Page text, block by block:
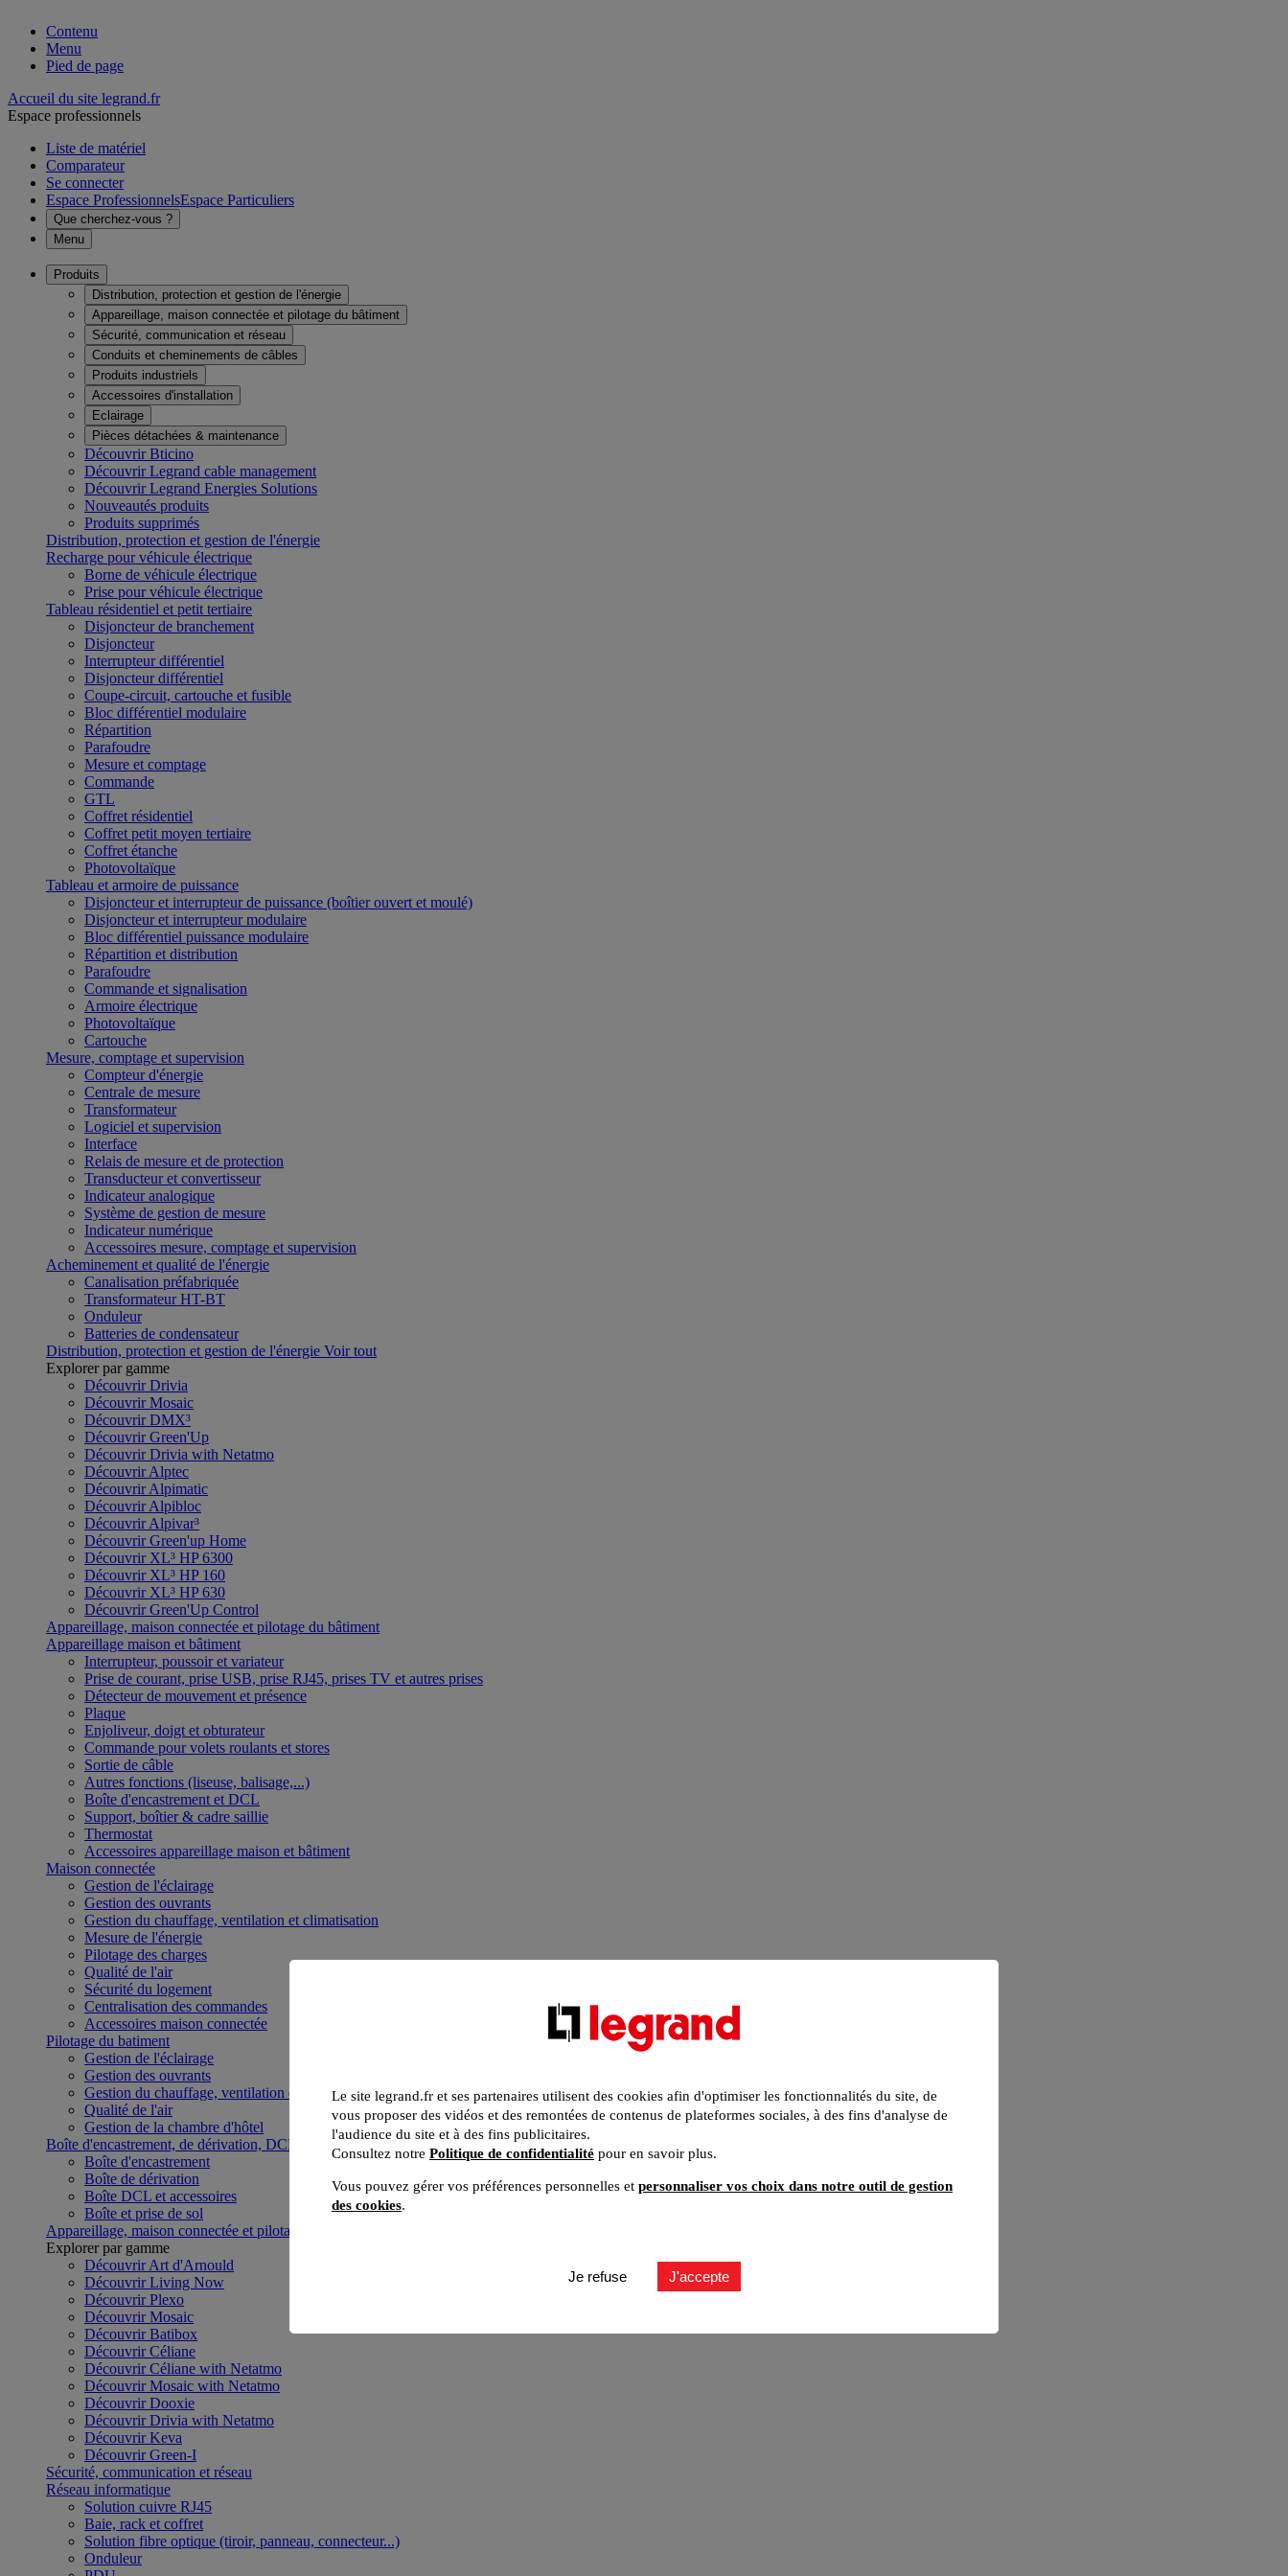
Contenu
Menu
Pied de page
Accueil du site legrand.fr
Espace professionnels
Liste de matériel
Comparateur
Se connecter
Espace ProfessionnelsEspace Particuliers
Que cherchez-vous ?
Menu
Produits
Distribution, protection et gestion de l'énergie
Appareillage, maison connectée et pilotage du bâtiment
Sécurité, communication et réseau
Conduits et cheminements de câbles
Produits industriels
Accessoires d'installation
Eclairage
Pièces détachées & maintenance
Découvrir Bticino
Découvrir Legrand cable management
Découvrir Legrand Energies Solutions
Nouveautés produits
Produits supprimés
Distribution, protection et gestion de l'énergie
Recharge pour véhicule électrique
Borne de véhicule électrique
Prise pour véhicule électrique
Tableau résidentiel et petit tertiaire
Disjoncteur de branchement
Disjoncteur
Interrupteur différentiel
Disjoncteur différentiel
Coupe-circuit, cartouche et fusible
Bloc différentiel modulaire
Répartition
Parafoudre
Mesure et comptage
Commande
GTL
Coffret résidentiel
Coffret petit moyen tertiaire
Coffret étanche
Photovoltaïque
Tableau et armoire de puissance
Disjoncteur et interrupteur de puissance (boîtier ouvert et moulé)
Disjoncteur et interrupteur modulaire
Bloc différentiel puissance modulaire
Répartition et distribution
Parafoudre
Commande et signalisation
Armoire électrique
Photovoltaïque
Cartouche
Mesure, comptage et supervision
Compteur d'énergie
Centrale de mesure
Transformateur
Logiciel et supervision
Interface
Relais de mesure et de protection
Transducteur et convertisseur
Indicateur analogique
Système de gestion de mesure
Indicateur numérique
Accessoires mesure, comptage et supervision
Acheminement et qualité de l'énergie
Canalisation préfabriquée
Transformateur HT-BT
Onduleur
Batteries de condensateur
Distribution, protection et gestion de l'énergie Voir tout
Explorer par gamme
Découvrir Drivia
Découvrir Mosaic
Découvrir DMX³
Découvrir Green'Up
Découvrir Drivia with Netatmo
Découvrir Alptec
Découvrir Alpimatic
Découvrir Alpibloc
Découvrir Alpivar³
Découvrir Green'up Home
Découvrir XL³ HP 6300
Découvrir XL³ HP 160
Découvrir XL³ HP 630
Découvrir Green'Up Control
Appareillage, maison connectée et pilotage du bâtiment
Appareillage maison et bâtiment
Interrupteur, poussoir et variateur
Prise de courant, prise USB, prise RJ45, prises TV et autres prises
Détecteur de mouvement et présence
Plaque
Enjoliveur, doigt et obturateur
Commande pour volets roulants et stores
Sortie de câble
Autres fonctions (liseuse, balisage,...)
Boîte d'encastrement et DCL
Support, boîtier & cadre saillie
Thermostat
Accessoires appareillage maison et bâtiment
Maison connectée
Gestion de l'éclairage
Gestion des ouvrants
Gestion du chauffage, ventilation et climatisation
Mesure de l'énergie
Pilotage des charges
Qualité de l'air
Sécurité du logement
Centralisation des commandes
Accessoires maison connectée
Pilotage du batiment
Gestion de l'éclairage
Gestion des ouvrants
Gestion du chauffage, ventilation et climatisation
Qualité de l'air
Gestion de la chambre d'hôtel
Boîte d'encastrement, de dérivation, DCL et boîte de sol
Boîte d'encastrement
Boîte de dérivation
Boîte DCL et accessoires
Boîte et prise de sol
Appareillage, maison connectée et pilotage du bâtiment
Explorer par gamme
Découvrir Art d'Arnould
Découvrir Living Now
Découvrir Plexo
Découvrir Mosaic
Découvrir Batibox
Découvrir Céliane
Découvrir Céliane with Netatmo
Découvrir Mosaic with Netatmo
Découvrir Dooxie
Découvrir Drivia with Netatmo
Découvrir Keva
Découvrir Green-I
Sécurité, communication et réseau
Réseau informatique
Solution cuivre RJ45
Baie, rack et coffret
Solution fibre optique (tiroir, panneau, connecteur...)
Onduleur
Le site legrand.fr et ses partenaires utilisent des cookies afin d'optimiser les fonctionnalités du site, de
vous proposer des vidéos et des remontées de contenus de plateformes sociales, à des fins d'analyse de
l'audience du site et à des fins publicitaires.
Consultez notre Politique de confidentialité pour en savoir plus.
Vous pouvez gérer vos préférences personnelles et personnaliser vos choix dans notre outil de gestion
des cookies.
Je refuse J'accepte